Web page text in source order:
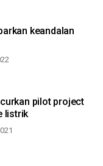
keandalan
pilot project
listrik